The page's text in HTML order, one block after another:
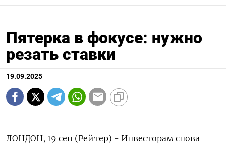
Пятерка в фокусе: нужно
резать ставки
19.09.2025
ЛОНДОН, 19 сен (Рейтер) - Инвесторам снова